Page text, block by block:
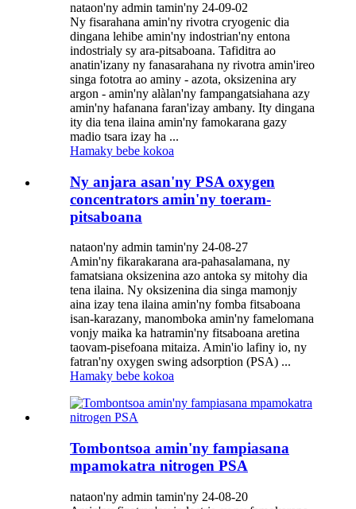
nataon'ny admin tamin'ny 24-09-02
Ny fisarahana amin'ny rivotra cryogenic dia
dingana lehibe amin'ny indostrian'ny entona
indostrialy sy ara-pitsaboana. Tafiditra ao
anatin'izany ny fanasarahana ny rivotra amin'ireo
singa fototra ao aminy - azota, oksizenina ary
argon - amin'ny alàlan'ny fampangatsiahana azy
amin'ny hafanana faran'izay ambany. Ity dingana
ity dia tena ilaina amin'ny famokarana gazy
madio tsara izay ha ...
Hamaky bebe kokoa
Ny anjara asan'ny PSA oxygen
concentrators amin'ny toeram-
pitsaboana
nataon'ny admin tamin'ny 24-08-27
Amin'ny fikarakarana ara-pahasalamana, ny
famatsiana oksizenina azo antoka sy mitohy dia
tena ilaina. Ny oksizenina dia singa mamonjy
aina izay tena ilaina amin'ny fomba fitsaboana
isan-karazany, manomboka amin'ny famelomana
vonjy maika ka hatramin'ny fitsaboana aretina
taovam-pisefoana mitaiza. Amin'io lafiny io, ny
fatran'ny oxygen swing adsorption (PSA) ...
Hamaky bebe kokoa
Tombontsoa amin'ny fampiasana
mpamokatra nitrogen PSA
nataon'ny admin tamin'ny 24-08-20